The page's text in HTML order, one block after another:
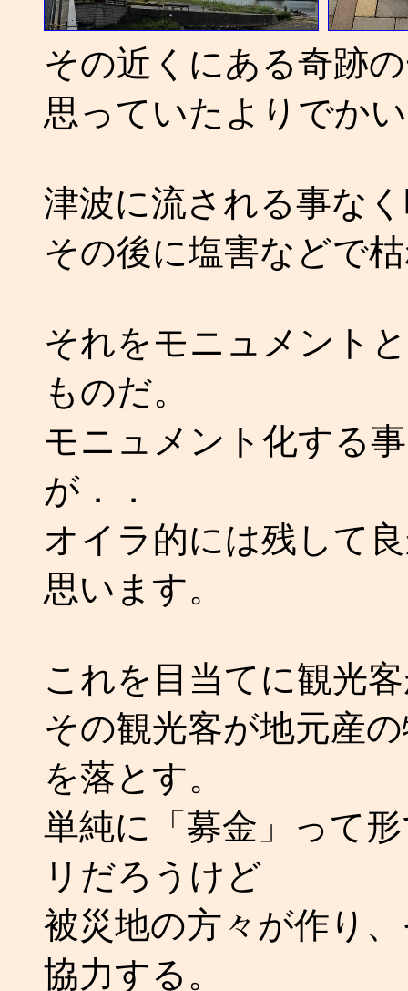
その近くにある奇跡
思っていたよりでか
津波に流される事な
その後に塩害などで
それをモニュメント
ものだ。
モニュメント化する
が．．
オイラ的には残して
思います。
これを目当てに観光
その観光客が地元産
を落とす。
単純に「募金」って
リだろうけど
被災地の方々が作り
協力する。